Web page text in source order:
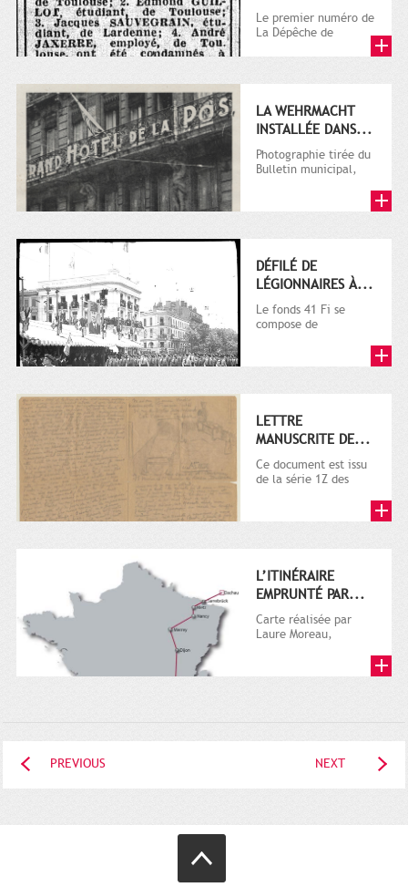
Le premier numéro de
La Dépêche de
LA WEHRMACHT
INSTALLÉE DANS...
Photographie tirée du
Bulletin municipal,
d’octobre 1944, p. 21.
Le...
DÉFILÉ DE
LÉGIONNAIRES À...
Le fonds 41 Fi se
compose de
LETTRE
MANUSCRITE DE...
Ce document est issu
de la série 1Z des
L’ITINÉRAIRE
EMPRUNTÉ PAR...
Carte réalisée par
Laure Moreau,
PREVIOUS NEXT